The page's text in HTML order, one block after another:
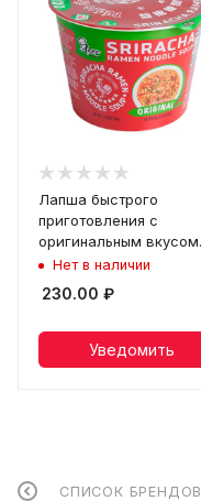
Лапша быстрого
приготовления с
оригинальным вкусом
Sriracha, чашка 110 г
Нет в наличии
230.00 ₽
Уведомить
СПИСОК БРЕНДОВ